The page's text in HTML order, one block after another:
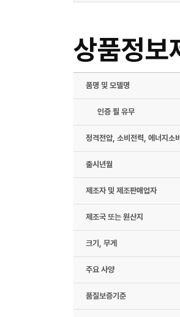
상품정보
품명 및 모델명
인증 필 유무
정격전압, 소비전력, 에너지소
출시년월
제조자 및 제조판매업자
제조국 또는 원산지
크기, 무게
주요 사양
품질보증기준